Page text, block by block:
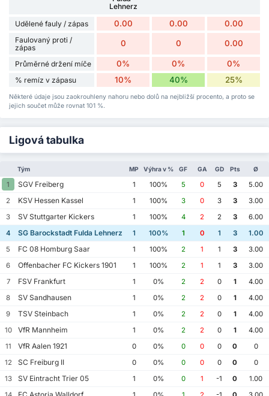
Lehnerz
Udělené fauly / zápas
0.00 0.00 0.00
Faulovaný proti /
zápas
0 0 0.00
Průměrné držení míče 0% 0% 0%
% remíz v zápasu 10% 40% 25%
Některé údaje jsou zaokrouhleny nahoru nebo dolů na nejbližší procento, a proto se
jejich součet může rovnat 101 %.
Ligová tabulka
Tým MP Výhra v % GF GA GD Pts Ø
1 SGV Freiberg 1 100% 5 0 5 3
5.00
2
KSV Hessen Kassel 1 100% 3 0 3 3
3.00
3
SV Stuttgarter Kickers 1 100% 4 2 2 3
6.00
4
SG Barockstadt Fulda Lehnerz 1 100% 1 0 1 3
1.00
5
FC 08 Homburg Saar 1 100% 2 1 1 3
3.00
6
Offenbacher FC Kickers 1901 1 100% 2 1 1 3
3.00
7
FSV Frankfurt 1 0% 2 2 0 1
4.00
8
SV Sandhausen 1 0% 2 2 0 1
4.00
9
TSV Steinbach 1 0% 2 2 0 1
4.00
10
VfR Mannheim 1 0% 2 2 0 1
4.00
11
VfR Aalen 1921 0 0% 0 0 0 0
0
12
SC Freiburg II 0 0% 0 0 0 0
0
13
SV Eintracht Trier 05 1 0% 0 1 -1 0
1.00